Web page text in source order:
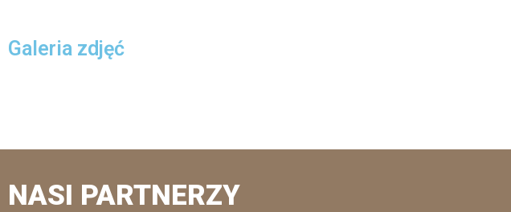
Galeria zdjęć
NASI PARTNERZY